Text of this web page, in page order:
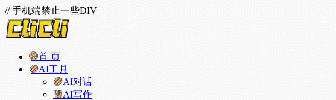
// 手机端禁止一些DIV
首 页
AI工具
AI对话
AI写作